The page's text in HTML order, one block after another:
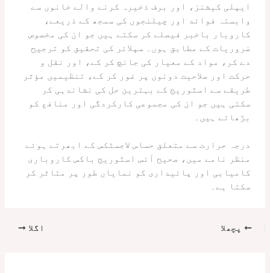
ایپلی کیشنز، اور برف ذخیرہ کرنے والے خانوں سے
وابستہ فوائد اور چیلنجوں کی سمجھ کے ذریعے،
کاروبار باخبر فیصلے کر سکتے ہیں جو ان کی مخصوص
ضروریات کے مطابق ہوں۔ سپلائر کی تحقیق کو ترجیح
دے کر، مواد کے معیار کی جانچ کر کے، اور نقل و
حرکت اور صلاحیت دونوں پر غور کر کے، تنظیمیں مؤثر
طریقے سے اسٹوریج کے بہترین حل کی نشاندہی کر
سکتی ہیں جو ان کی مجموعی کارکردگی اور منافع کو
بڑھاتے ہیں۔
درجہ حرارت سے متعلق حساس لاجسٹکس کے ابھرتے ہوئے
منظر نامے میں، صحیح آئس اسٹوریج باکس کاروباری
کامیابی اور پائیداری کو نمایاں طور پر متاثر کر
سکتا ہے۔
پچھلا اگلا